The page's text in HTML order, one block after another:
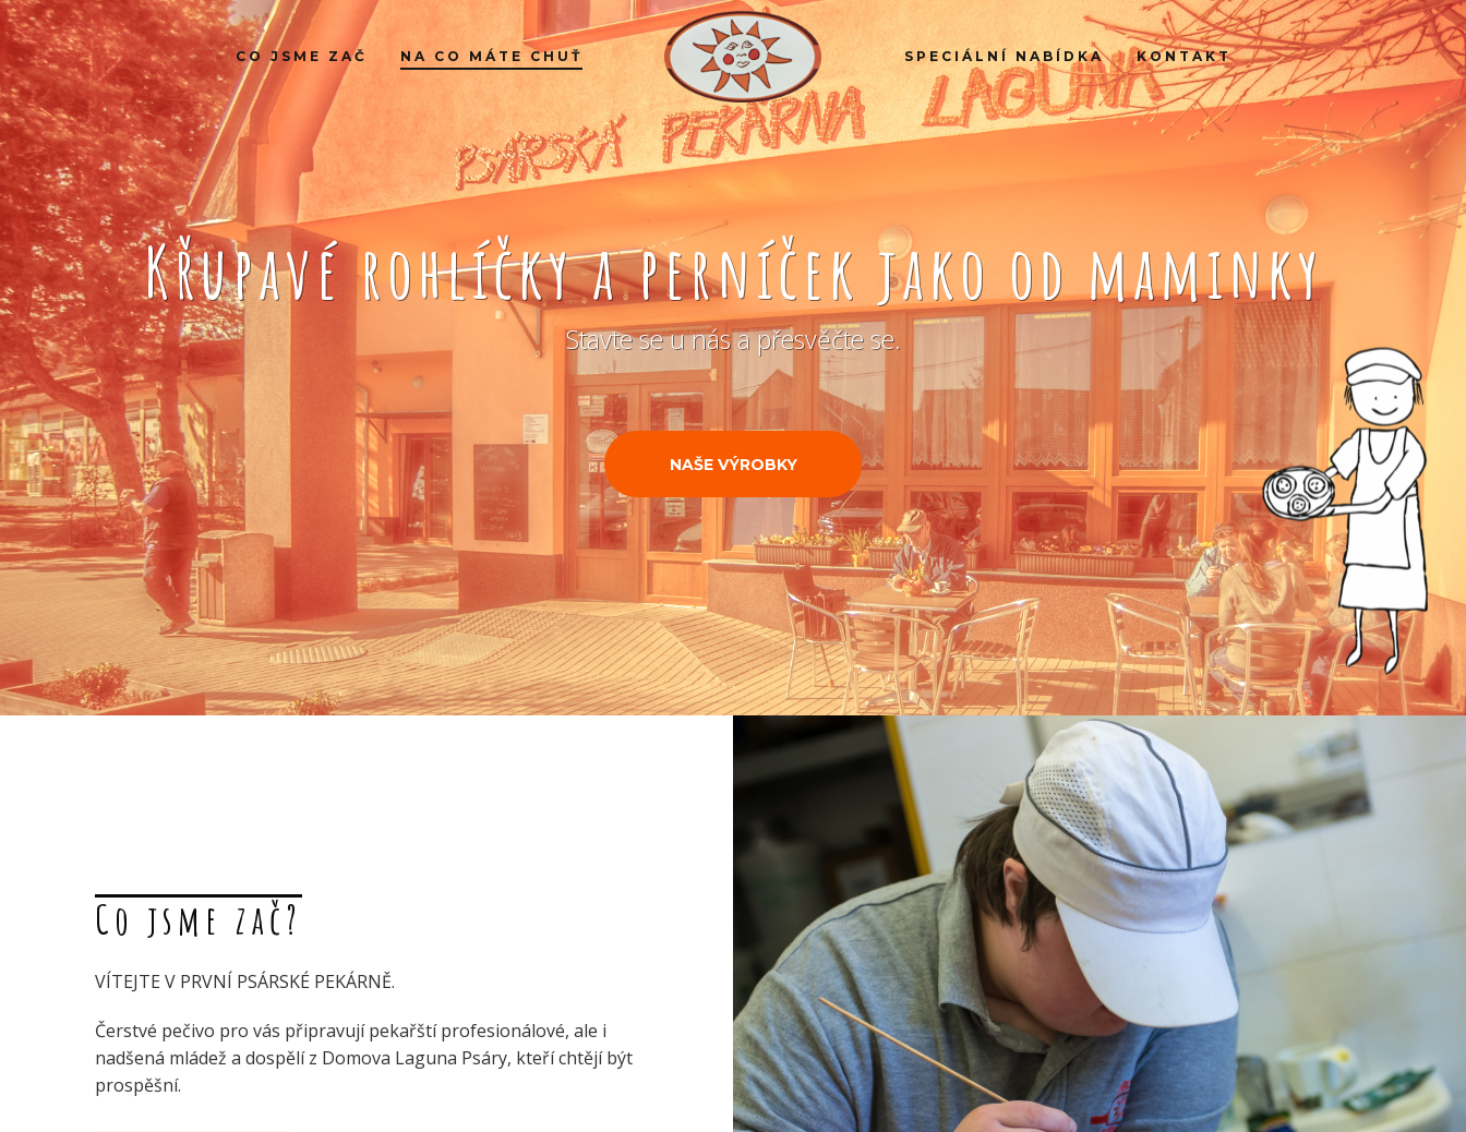
CO JSME ZAČ NA CO MÁTE CHUŤ SPECIÁLNÍ NABÍDKA KONTAKT
Křupavé rohlíčky a perníček jako od maminky
Stavte se u nás a přesvěčte se.
NAŠE VÝROBKY
Co jsme zač?
VÍTEJTE V PRVNÍ PSÁRSKÉ PEKÁRNĚ.
Čerstvé pečivo pro vás připravují pekařští profesionálové, ale i
nadšená mládež a dospělí z Domova Laguna Psáry, kteří chtějí být
prospěšní.